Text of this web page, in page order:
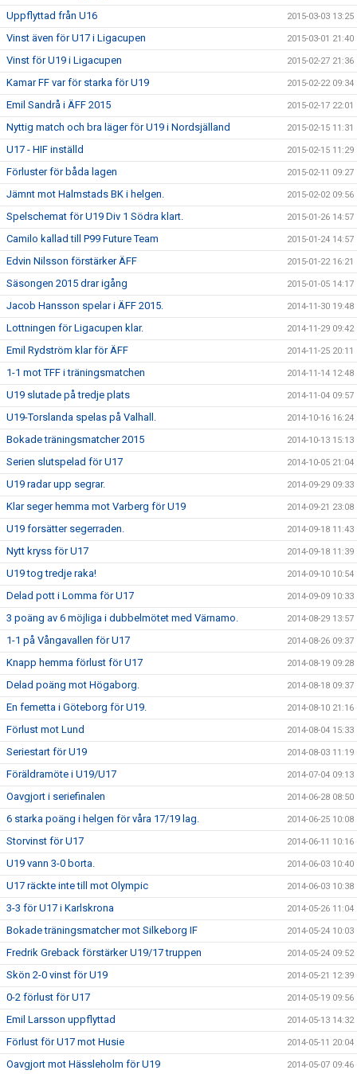
Uppflyttad från U16 2015-03-03 13:25
Vinst även för U17 i Ligacupen 2015-03-01 21:40
Vinst för U19 i Ligacupen 2015-02-27 21:36
Kamar FF var för starka för U19 2015-02-22 09:34
Emil Sandrå i ÄFF 2015 2015-02-17 22:01
Nyttig match och bra läger för U19 i Nordsjälland 2015-02-15 11:31
U17 - HIF inställd 2015-02-15 11:29
Förluster för båda lagen 2015-02-11 09:27
Jämnt mot Halmstads BK i helgen. 2015-02-02 09:56
Spelschemat för U19 Div 1 Södra klart. 2015-01-26 14:57
Camilo kallad till P99 Future Team 2015-01-24 14:57
Edvin Nilsson förstärker ÄFF 2015-01-22 16:21
Säsongen 2015 drar igång 2015-01-05 14:17
Jacob Hansson spelar i ÄFF 2015. 2014-11-30 19:48
Lottningen för Ligacupen klar. 2014-11-29 09:42
Emil Rydström klar för ÄFF 2014-11-25 20:11
1-1 mot TFF i träningsmatchen 2014-11-14 12:48
U19 slutade på tredje plats 2014-11-04 09:57
U19-Torslanda spelas på Valhall. 2014-10-16 16:24
Bokade träningsmatcher 2015 2014-10-13 15:13
Serien slutspelad för U17 2014-10-05 21:04
U19 radar upp segrar. 2014-09-29 09:33
Klar seger hemma mot Varberg för U19 2014-09-21 23:08
U19 forsätter segerraden. 2014-09-18 11:43
Nytt kryss för U17 2014-09-18 11:39
U19 tog tredje raka! 2014-09-10 10:54
Delad pott i Lomma för U17 2014-09-09 10:33
3 poäng av 6 möjliga i dubbelmötet med Värnamo. 2014-08-29 13:57
1-1 på Vångavallen för U17 2014-08-26 09:37
Knapp hemma förlust för U17 2014-08-19 09:28
Delad poäng mot Högaborg. 2014-08-18 09:37
En femetta i Göteborg för U19. 2014-08-10 21:16
Förlust mot Lund 2014-08-04 15:33
Seriestart för U19 2014-08-03 11:19
Föräldramöte i U19/U17 2014-07-04 09:13
Oavgjort i seriefinalen 2014-06-28 08:50
6 starka poäng i helgen för våra 17/19 lag. 2014-06-25 10:08
Storvinst för U17 2014-06-11 10:16
U19 vann 3-0 borta. 2014-06-03 10:40
U17 räckte inte till mot Olympic 2014-06-03 10:38
3-3 för U17 i Karlskrona 2014-05-26 11:04
Bokade träningsmatcher mot Silkeborg IF 2014-05-24 10:03
Fredrik Greback förstärker U19/17 truppen 2014-05-24 09:52
Skön 2-0 vinst för U19 2014-05-21 12:39
0-2 förlust för U17 2014-05-19 09:56
Emil Larsson uppflyttad 2014-05-13 14:32
Förlust för U17 mot Husie 2014-05-11 20:04
Oavgjort mot Hässleholm för U19 2014-05-07 09:46